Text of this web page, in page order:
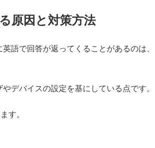
原因と対策方法
語で回答が返ってくることがあるのは、
デバイスの設定を基にしている点です。
す。